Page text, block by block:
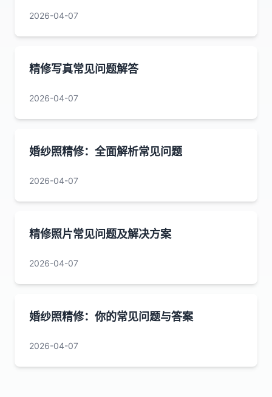
2026-04-07
精修写真常见问题解答
2026-04-07
婚纱照精修：全面解析常见问题
2026-04-07
精修照片常见问题及解决方案
2026-04-07
婚纱照精修：你的常见问题与答案
2026-04-07